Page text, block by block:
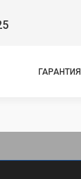
ГАРАНТИЯ